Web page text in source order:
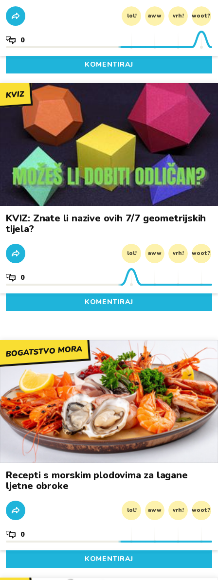
lol! aww vrh! woot?!
0
KOMENTIRAJ
KVIZ
KVIZ: Znate li nazive ovih 7/7 geometrijskih
tijela?
lol! aww vrh! woot?!
0
KOMENTIRAJ
BOGATSTVO MORA
Recepti s morskim plodovima za lagane
ljetne obroke
lol! aww vrh! woot?!
0
KOMENTIRAJ